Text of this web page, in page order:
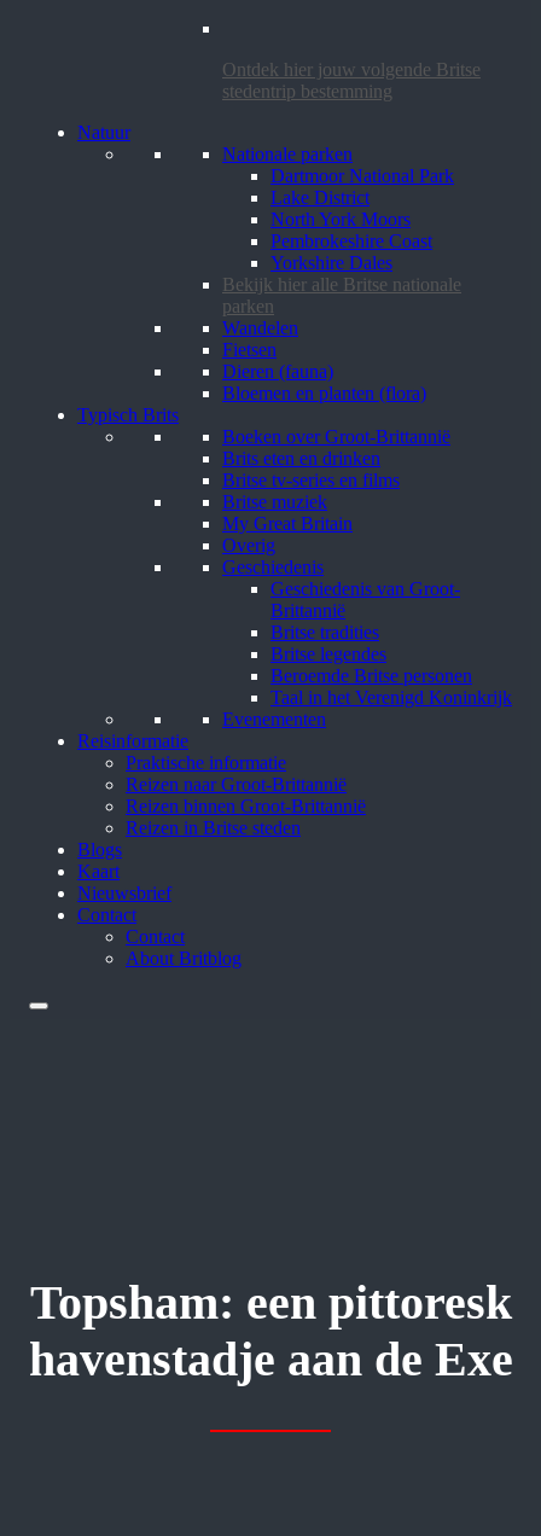
Ontdek hier jouw volgende Britse
stedentrip bestemming
Natuur
Nationale parken
Dartmoor National Park
Lake District
North York Moors
Pembrokeshire Coast
Yorkshire Dales
Bekijk hier alle Britse nationale
parken
Wandelen
Fietsen
Dieren (fauna)
Bloemen en planten (flora)
Typisch Brits
Boeken over Groot-Brittannië
Brits eten en drinken
Britse tv-series en films
Britse muziek
My Great Britain
Overig
Geschiedenis
Geschiedenis van Groot-
Brittannië
Britse tradities
Britse legendes
Beroemde Britse personen
Taal in het Verenigd Koninkrijk
Evenementen
Reisinformatie
Praktische informatie
Reizen naar Groot-Brittannië
Reizen binnen Groot-Brittannië
Reizen in Britse steden
Blogs
Kaart
Nieuwsbrief
Contact
Contact
About Britblog
Topsham: een pittoresk
havenstadje aan de Exe